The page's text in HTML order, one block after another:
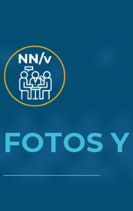
FOTOS